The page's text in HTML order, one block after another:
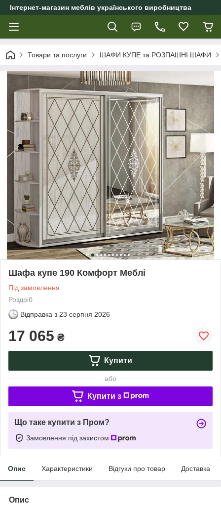
Інтернет-магазин меблів українського виробництва
Товари та послуги ШАФИ КУПЕ та РОЗПАШНІ ШАФИ
Шафа купе 190 Комфорт Меблі
Під замовлення
Роздріб
Відправка з 23 серпня 2026
17 065 ₴
Купити
або
Купити з
Що таке купити з Пром?
Замовлення під захистом
Опис Характеристики Відгуки про товар Доставка
Опис